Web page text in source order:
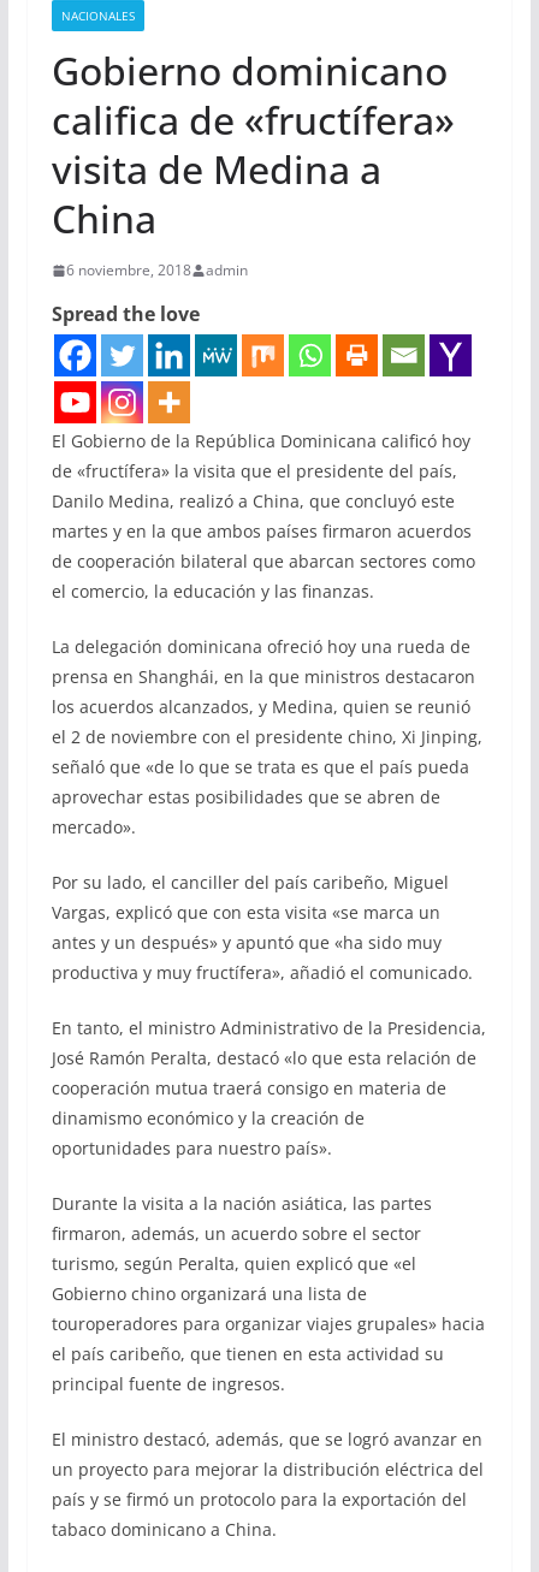
NACIONALES
Gobierno dominicano
califica de «fructífera»
visita de Medina a
China
6 noviembre, 2018 admin
Spread the love
El Gobierno de la República Dominicana calificó hoy
de «fructífera» la visita que el presidente del país,
Danilo Medina, realizó a China, que concluyó este
martes y en la que ambos países firmaron acuerdos
de cooperación bilateral que abarcan sectores como
el comercio, la educación y las finanzas.
La delegación dominicana ofreció hoy una rueda de
prensa en Shanghái, en la que ministros destacaron
los acuerdos alcanzados, y Medina, quien se reunió
el 2 de noviembre con el presidente chino, Xi Jinping,
señaló que «de lo que se trata es que el país pueda
aprovechar estas posibilidades que se abren de
mercado».
Por su lado, el canciller del país caribeño, Miguel
Vargas, explicó que con esta visita «se marca un
antes y un después» y apuntó que «ha sido muy
productiva y muy fructífera», añadió el comunicado.
En tanto, el ministro Administrativo de la Presidencia,
José Ramón Peralta, destacó «lo que esta relación de
cooperación mutua traerá consigo en materia de
dinamismo económico y la creación de
oportunidades para nuestro país».
Durante la visita a la nación asiática, las partes
firmaron, además, un acuerdo sobre el sector
turismo, según Peralta, quien explicó que «el
Gobierno chino organizará una lista de
touroperadores para organizar viajes grupales» hacia
el país caribeño, que tienen en esta actividad su
principal fuente de ingresos.
El ministro destacó, además, que se logró avanzar en
un proyecto para mejorar la distribución eléctrica del
país y se firmó un protocolo para la exportación del
tabaco dominicano a China.